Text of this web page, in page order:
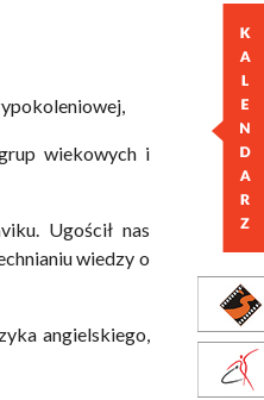
wiekowych i
Ugościł nas
wiedzy o
angielskiego,